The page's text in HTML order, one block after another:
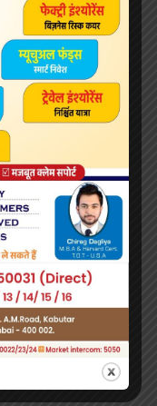
0
Dead
0
Wink
0
से बात करना